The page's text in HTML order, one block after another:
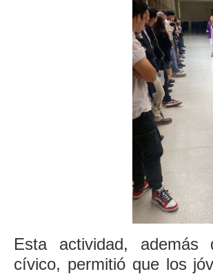
Esta actividad, además
cívico, permitió que los